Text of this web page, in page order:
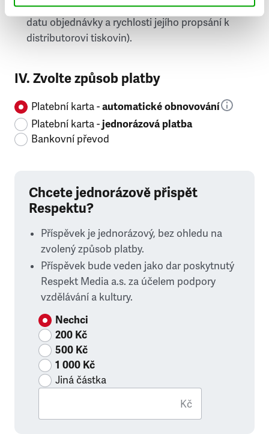
příští, nejpozději přespříští týden (v závislosti na
datu objednávky a rychlosti jejího propsání k
distributorovi tiskovin).
IV. Zvolte způsob platby
Platební karta -automatické obnovování
Platební karta -jednorázová platba
Bankovní převod
Chcete jednorázově přispět
Respektu?
Příspěvek je jednorázový, bez ohledu na
zvolený způsob platby.
Příspěvek bude veden jako dar poskytnutý
Respekt Media a.s. za účelem podpory
vzdělávání a kultury.
Nechci
200 Kč
500 Kč
1 000 Kč
Jiná částka
Kč